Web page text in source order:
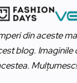
din aceste
blog. Imaginile
Mulțumesc!